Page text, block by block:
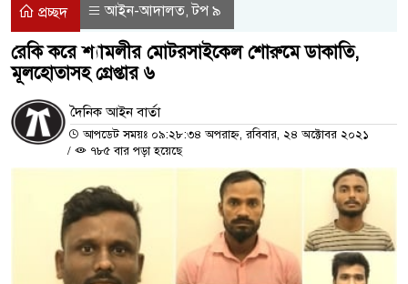
প্রচ্ছদ আইন-আদালত,টপ ৯
রেকি করে শ্যামলীর মোটরসাইকেল শোরুমে ডাকাতি,
মূলহোতাসহ গ্রেপ্তার ৬
দৈনিক আইন বার্তা
আপডেট সময়ঃ ০৯:২৮:৩৪ অপরাহ্ন, রবিবার, ২৪ অক্টোবর ২০২১
/
৭৮৫ বার পড়া হয়েছে